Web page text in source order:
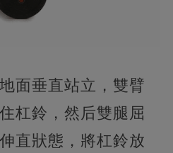
面垂直站立，雙臂
杠鈴，然后雙腿屈
直狀態，將杠鈴放